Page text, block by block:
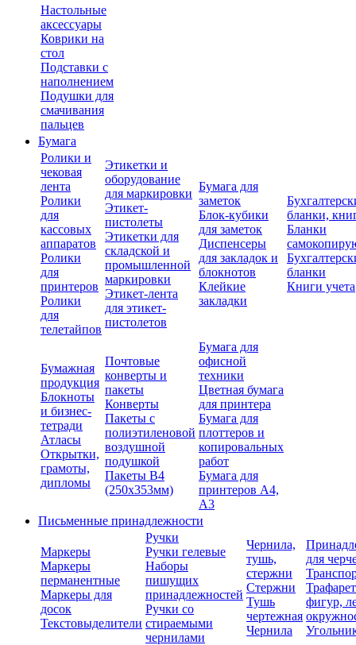
Настольные
аксессуары
Коврики на
стол
Подставки с
наполнением
Подушки для
смачивания
пальцев
Бумага
Ролики и
чековая
лента
Ролики
для
кассовых
аппаратов
Ролики
для
принтеров
Ролики
для
телетайпов
Этикетки и
оборудование
для маркировки
Этикет-
пистолеты
Этикетки для
складской и
промышленной
маркировки
Этикет-лента
для этикет-
пистолетов
Бумага для
заметок
Блок-кубики
для заметок
Диспенсеры
для закладок и
блокнотов
Клейкие
закладки
бланки,
Бланки
бланки
Книги учета
Бумажная
продукция
Блокноты
и бизнес-
тетради
Атласы
Открытки,
грамоты,
дипломы
Почтовые
конверты и
пакеты
Конверты
Пакеты с
полиэтиленовой
воздушной
подушкой
Пакеты В4
(250х353мм)
Бумага для
офисной
техники
Цветная бумага
для принтера
Бумага для
плоттеров и
копировальных
работ
Бумага для
принтеров А4,
А3
Письменные принадлежности
Маркеры
Маркеры
перманентные
Маркеры для
досок
Текстовыделители
Ручки
Ручки гелевые
Наборы
пишущих
принадлежностей
Ручки со
стираемыми
чернилами
Чернила,
тушь,
стержни
Стержни
Тушь
чертежная
Чернила
для
фигур,